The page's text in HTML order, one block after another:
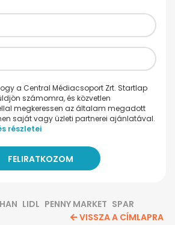
a Central Médiacsoport Zrt. Startlap
számomra, és közvetlen
megkeressen az általam megadott
saját vagy üzleti partnerei ajánlatával.
részletei
LIDL PENNY MARKET SPAR
VISSZA A CÍMLAPRA